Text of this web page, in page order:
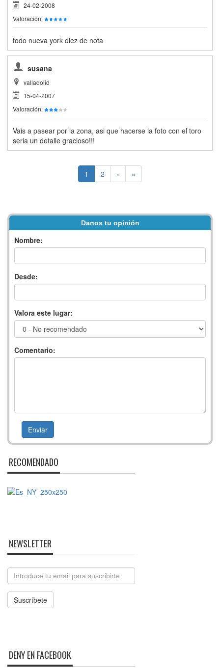
24-02-2008
Valoración:
todo nueva york diez de nota
susana
valladolid
15-04-2007
Valoración:
Vais a pasear por la zona, asi que hacerse la foto con el toro
seria un detalle gracioso!!!
1 2 › »
Danos tu opinión
Nombre:
Desde:
Valora este lugar:
Comentario:
RECOMENDADO
NEWSLETTER
Email
Suscríbete
DENY EN FACEBOOK